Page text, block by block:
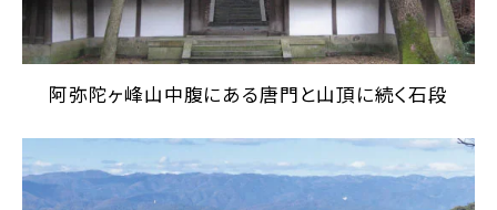
阿弥陀ヶ峰山中腹にある唐門と山頂に続く石段